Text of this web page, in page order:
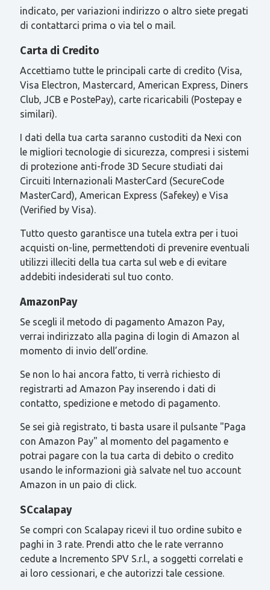
indicato, per variazioni indirizzo o altro siete pregati
di contattarci prima o via tel o mail.
Carta di Credito
Accettiamo tutte le principali carte di credito (Visa,
Visa Electron, Mastercard, American Express, Diners
Club, JCB e PostePay), carte ricaricabili (Postepay e
similari).
I dati della tua carta saranno custoditi da Nexi con
le migliori tecnologie di sicurezza, compresi i sistemi
di protezione anti-frode 3D Secure studiati dai
Circuiti Internazionali MasterCard (SecureCode
MasterCard), American Express (Safekey) e Visa
(Verified by Visa).
Tutto questo garantisce una tutela extra per i tuoi
acquisti on-line, permettendoti di prevenire eventuali
utilizzi illeciti della tua carta sul web e di evitare
addebiti indesiderati sul tuo conto.
AmazonPay
Se scegli il metodo di pagamento Amazon Pay,
verrai indirizzato alla pagina di login di Amazon al
momento di invio dell’ordine.
Se non lo hai ancora fatto, ti verrà richiesto di
registrarti ad Amazon Pay inserendo i dati di
contatto, spedizione e metodo di pagamento.
Se sei già registrato, ti basta usare il pulsante "Paga
con Amazon Pay" al momento del pagamento e
potrai pagare con la tua carta di debito o credito
usando le informazioni già salvate nel tuo account
Amazon in un paio di click.
SCcalapay
Se compri con Scalapay ricevi il tuo ordine subito e
paghi in 3 rate. Prendi atto che le rate verranno
cedute a Incremento SPV S.r.l., a soggetti correlati e
ai loro cessionari, e che autorizzi tale cessione.